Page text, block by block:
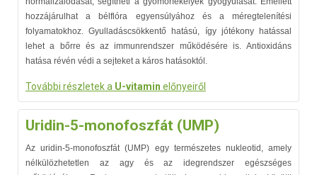
hozzájárulhat a bélflóra egyensúlyához és a méregtelenítési
folyamatokhoz. Gyulladáscsökkentő hatású, így jótékony hatással
lehet a bőrre és az immunrendszer működésére is. Antioxidáns
hatása révén védi a sejteket a káros hatásoktól.
További részletek a U-vitamin előnyeiről
Uridin-5-monofoszfát (UMP)
Az uridin-5-monofoszfát (UMP) egy természetes nukleotid, amely
nélkülözhetetlen az agy és az idegrendszer egészséges